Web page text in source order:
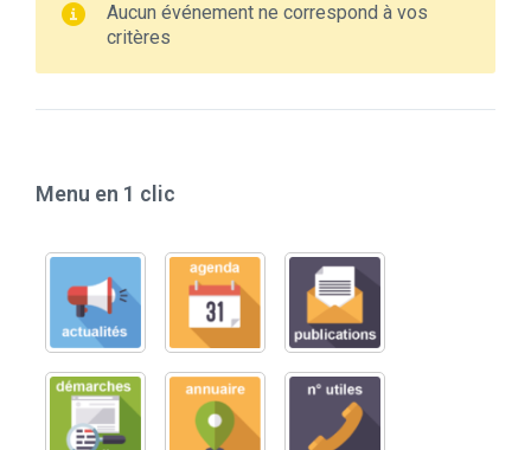
Aucun événement ne correspond à vos
critères
Menu en 1 clic